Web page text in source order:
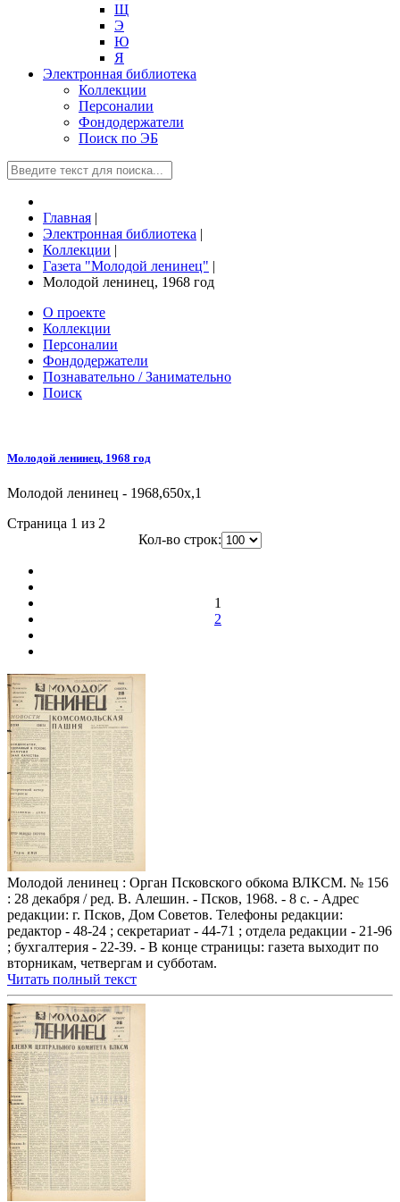
Щ
Э
Ю
Я
Электронная библиотека
Коллекции
Персоналии
Фондодержатели
Поиск по ЭБ
Главная |
Электронная библиотека |
Коллекции |
Газета "Молодой ленинец" |
Молодой ленинец, 1968 год
О проекте
Коллекции
Персоналии
Фондодержатели
Познавательно / Занимательно
Поиск
Молодой ленинец, 1968 год
Молодой ленинец - 1968,650x,1
Страница 1 из 2
Кол-во строк:
1
2
Молодой ленинец : Орган Псковского обкома ВЛКСМ. № 156
: 28 декабря / ред. В. Алешин. - Псков, 1968. - 8 с. - Адрес
редакции: г. Псков, Дом Советов. Телефоны редакции:
редактор - 48-24 ; секретариат - 44-71 ; отдела редакции - 21-96
; бухгалтерия - 22-39. - В конце страницы: газета выходит по
вторникам, четвергам и субботам.
Читать полный текст